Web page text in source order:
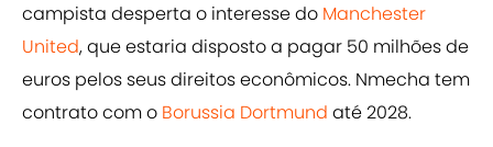
campista desperta o interesse do Manchester
United, que estaria disposto a pagar 50 milhões de
euros pelos seus direitos econômicos. Nmecha tem
contrato com o Borussia Dortmund até 2028.